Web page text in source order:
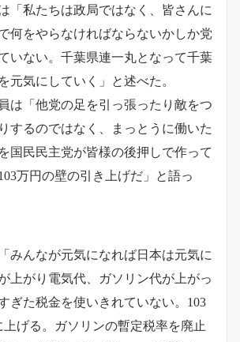
「私たちは政局ではなく、皆さんに
何をやらなければならないかしか党
いない。千葉県連一丸となって千葉
元気にしていく」と述べた。
は「他党の足を引っ張ったり敵をつ
するのではなく、まっとうに働いた
国民民主党が皆様の後押しで作って
万円の壁の引き上げだ」と語っ
みんなが元気になれば日本は元気に
上がり電気代、ガソリン代が上がっ
ぎた税金を使いきれていない。103
上げる。ガソリンの暫定税率を廃止